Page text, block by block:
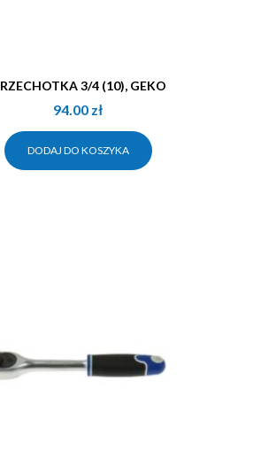
GRZECHOTKA 3/4 (10), GEKO
94.00 zł
DODAJ DO KOSZYKA